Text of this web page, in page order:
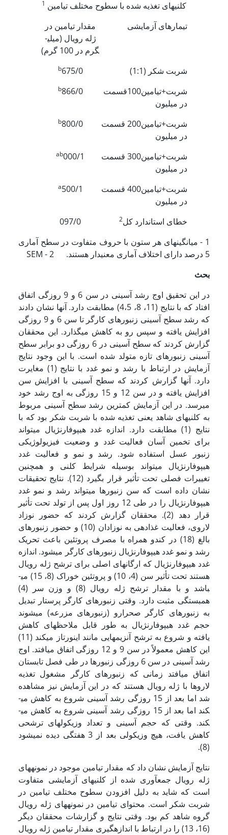
کلنی­های تغذیه شده با سطوح مختلف تیامین 1
تیمارهای آزمایشی
مقدار تیامین در
ژله رویال (میلی­
گرم در 100 گرم)
شربت شکر (1:1)
b675/0
شربت+تیامین100قسمت
در میلیون
b866/0
شربت+تیامین200 قسمت
در میلیون
b800/0
شربت+تیامین300 قسمت
در میلیون
ab000/1
شربت+تیامین400 قسمت
در میلیون
a500/1
خطای استاندارد کل2
097/0
1 - میانگین­های هر ستون با حروف متفاوت در سطح آماری
5 درصد دارای اختلاف آماری معنی­دار هستند. 2 - SEM
بحث
در این تحقیق اوج رشد آسینی در سن 6 و 9 روزگی اتفاق
افتاد که با نتایج (11، 8، 4،5) مطابقت دارد. آن­ها نشان دادند
که رشد سطح آسینی زنبورهای کارگر تا سن 6 و 9 روزگی
افزایش یافته و سپس رو به کاهش می­گذارد. این محققان
گزارش کردند که سطح آسینی در 6 روزگی دو برابر سطح
آسینی زنبورهای تازه متولد شده است. با این وجود نتایج
آزمایش در ارتباط با رشد و نمو غدد با نتایج (1) مغایرت
دارد. آن­ها گزارش کردند که سطح آسینی با افزایش سن
افزایش یافته و در سن 12 و 15 روزگی به اوج رشد خود
می­رسد. در این آزمایش کمترین رشد سطح آسینی مربوط
به کلنی­های شاهد یعنی تغذیه شده با شربت شکر بود که با
نتایج (1) مطابقت دارد. اندازه غدد هیپوفارنژیال می­تواند
برای تخمین آسان فعالیت غدد و وضعیت فیزیولوژیکی
زنبور عسل استفاده شود. رشد و نمو و فعالیت غدد
هیپوفارنژیال می­تواند بوسیله شرایط کلنی و همچنین
تغییرات فصلی تحت تأثیر قرار بگیرد (12). نتایج تحقیقات
نشان داده است که سن زنبورها می­تواند رشد و نمو غدد
هیپوفارنژیال را در طی 12 روز اول پس از تولد تحت تأثیر
قرار دهد (2). محققان گزارش کردند که حضور نوزاد
لاروی، فعالیت غذادهی به نوزادان (10) و حضور زنبورهای
بالغ (18) در کندو همراه با مصرف پروتئین باعث تحریک
رشد و نمو غدد هیپوفارنژیال زنبورهای کارگر می­شود. اندازه
غدد هیپوفارنژیال که ارگان­های اصلی برای ترشح ژله رویال
هستند تحت تأثیر سن (4، 10) و پروتئین خوراک (8، 15) می­
باشد و با مقدار ترشح ژله رویال (8) و وزن سر (4)
همبستگی مثبت دارد. وقتی زنبورهای کارگر پرستار تبدیل
به زنبورهای کارگر صحرارو (زنبورهای مزرعه) می­شوند
حجم غدد هیپوفارنژیال به طور قابل ملاحظه­ای کاهش
یافته و شروع به ترشح آنزیم­هایی مانند اینورتاز می­کند (11)
این کاهش معمولاً در سن 9 و 12 روزگی اتفاق می­افتد. اوج
رشد آسینی در سن 6 روزگی زنبورها در طی فصل تابستان
اتفاق می­افتد زمانی که زنبورهای کارگر مشغول تغذیه
لاروها با ژله رویال هستند که در این آزمایش نیز مشاهده
شد اما بعد از 15 روزگی رشد آسینی شروع به کاهش می­
کند اما بعد از 15 روزگی رشد آسینی شروع به کاهش می­
کند. وقتی که حجم آسینی و تعداد وزیکول­های ترشحی
کاهش یافت، هیچ وزیکولی بعد از 3 هفتگی دیده نمی­شود
(8).
نتایج آزمایش نشان داد که مقدار تیامین موجود در نمونه­های
ژله رویال جمع­آوری شده از کلنی­های آزمایشی متفاوت
است که شاید به دلیل افزودن سطوح مختلف تیامین در
شربت شکر است. محتوای تیامین در نمونه­های ژله رویال
گروه شاهد کم بود. وقتی نتایج و گزارشات محققان دیگر
(16، 13) را در ارتباط با اندازه­گیری مقدار تیامین ژله رویال